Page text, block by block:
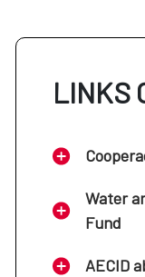
LINKS
Water
Fund
AECID